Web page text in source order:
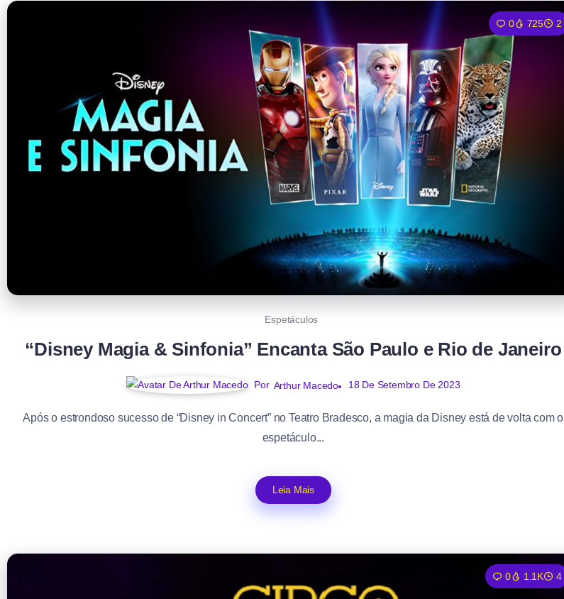
0 725 2
Espetáculos
“Disney Magia & Sinfonia” Encanta São Paulo e Rio de Janeiro
Por Arthur Macedo 18 De Setembro De 2023
Após o estrondoso sucesso de “Disney in Concert” no Teatro Bradesco, a magia da Disney está de volta com o
espetáculo...
Leia Mais
0 1.1K 4